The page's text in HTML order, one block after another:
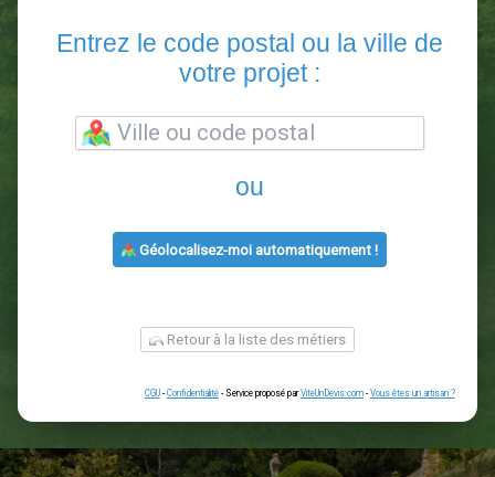
votre projet :
ou
Géolocalisez-moi automatiquement !